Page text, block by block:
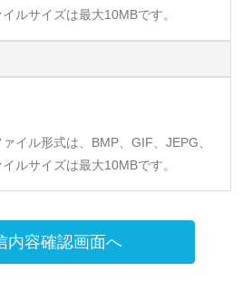
ルサイズは最大10MBです。
イル形式は、BMP、GIF、JEPG、
ルサイズは最大10MBです。
内容確認画面へ